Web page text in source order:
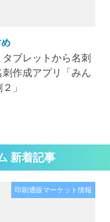
タブレットから名刺
刺作成アプリ「みん
」
新着記事
印刷通販マーケット情報